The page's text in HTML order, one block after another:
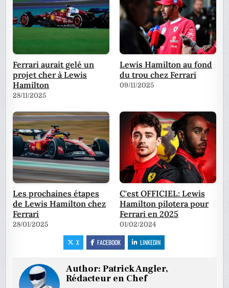
Ferrari aurait gelé un
projet cher à Lewis
Hamilton
28/11/2025
Lewis Hamilton au fond
du trou chez Ferrari
09/11/2025
Les prochaines étapes
de Lewis Hamilton chez
Ferrari
28/01/2025
C'est OFFICIEL: Lewis
Hamilton pilotera pour
Ferrari en 2025
01/02/2024
X FACEBOOK LINKEDIN
Author:Patrick Angler,
Rédacteur en Chef